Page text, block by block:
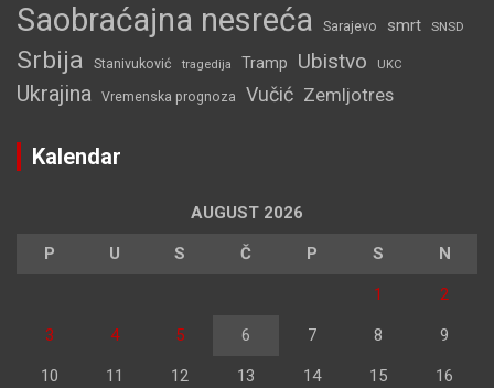
Saobraćajna nesreća Sarajevo smrt SNSD
Srbija Stanivuković tragedija Tramp Ubistvo UKC
Ukrajina Vremenska prognoza Vučić Zemljotres
Kalendar
AUGUST 2026
P U S Č P S N
1 2
3 4 5 6 7 8 9
10 11 12 13 14 15 16